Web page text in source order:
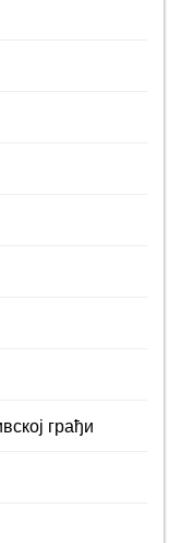
грађи